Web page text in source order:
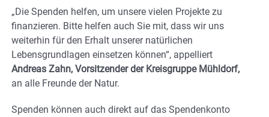
„Die Spenden helfen, um unsere vielen Projekte zu
finanzieren. Bitte helfen auch Sie mit, dass wir uns
weiterhin für den Erhalt unserer natürlichen
Lebensgrundlagen einsetzen können“, appelliert
Andreas Zahn, Vorsitzender der Kreisgruppe Mühldorf,
an alle Freunde der Natur.
Spenden können auch direkt auf das Spendenkonto